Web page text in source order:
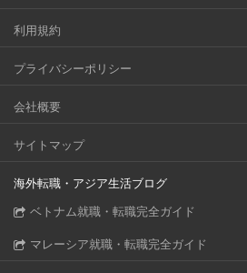
利用規約
プライバシーポリシー
会社概要
サイトマップ
海外転職・アジア生活ブログ
ベトナム就職・転職完全ガイド
マレーシア就職・転職完全ガイド